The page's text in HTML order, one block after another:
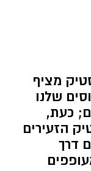
מציף
שלנו
כעת,
הזעירים
דרך